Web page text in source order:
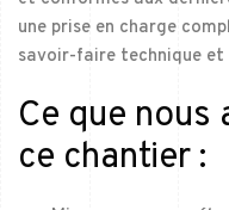
une prise en charge
savoir-faire technique et
Ce que nous
ce chantier :